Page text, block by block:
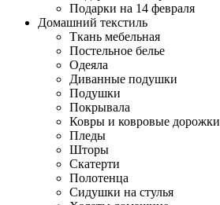
Подарки на 14 февраля
Домашний текстиль
Ткань мебельная
Постельное белье
Одеяла
Диванные подушки
Подушки
Покрывала
Ковры и ковровые дорожки
Пледы
Шторы
Скатерти
Полотенца
Сидушки на стулья